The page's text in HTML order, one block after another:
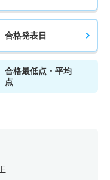
合格発表日
合格最低点・平均
点